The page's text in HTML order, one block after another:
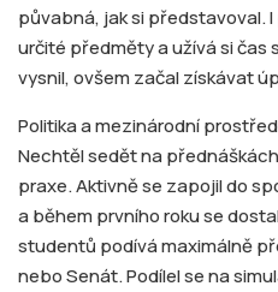
půvabná, jak si představoval.
určité předměty a užívá si čas
vysnil, ovšem začal získávat
Politika a mezinárodní
Nechtěl sedět na
praxe. Aktivně se zapojil do
a během prvního roku se
studentů podívá maximálně
nebo Senát. Podílel se na